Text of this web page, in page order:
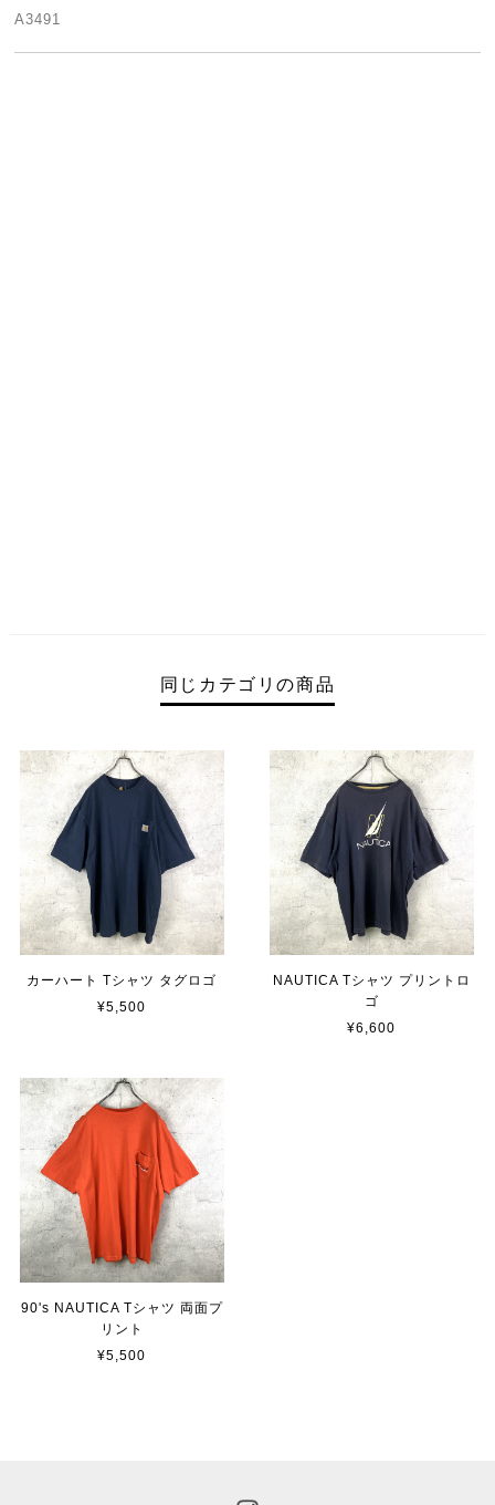
A3491
同じカテゴリの商品
カーハート Tシャツ タグロゴ
¥5,500
NAUTICA Tシャツ プリントロ
ゴ
¥6,600
90's NAUTICA Tシャツ 両面プ
リント
¥5,500